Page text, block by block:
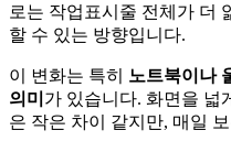
로는 작업표시줄 전체가 더
할 수 있는 방향입니다.
이 변화는 특히 노트북이나
의미 가 있습니다. 화면을 넓
은 작은 차이 같지만, 매일